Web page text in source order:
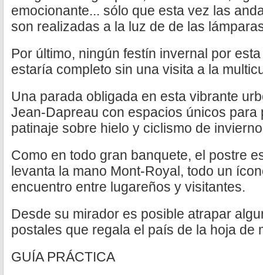
emocionante... sólo que esta vez las
son realizadas a la luz de de las
Por último, ningún festín invernal por
estaría completo sin una visita a la
Una parada obligada en esta vibrante
Jean-Dapreau con espacios únicos para
patinaje sobre hielo y ciclismo de
Como en todo gran banquete, el postre
levanta la mano Mont-Royal, todo un
encuentro entre lugareños y visitantes.
Desde su mirador es posible atrapar
postales que regala el país de la hoja de
GUÍA PRÁCTICA